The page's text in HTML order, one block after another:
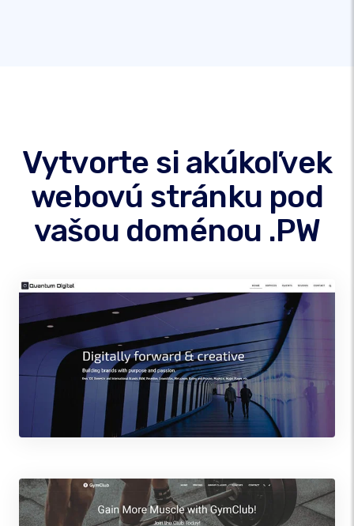
Vytvorte si akúkoľvek
webovú stránku pod
vašou doménou .PW